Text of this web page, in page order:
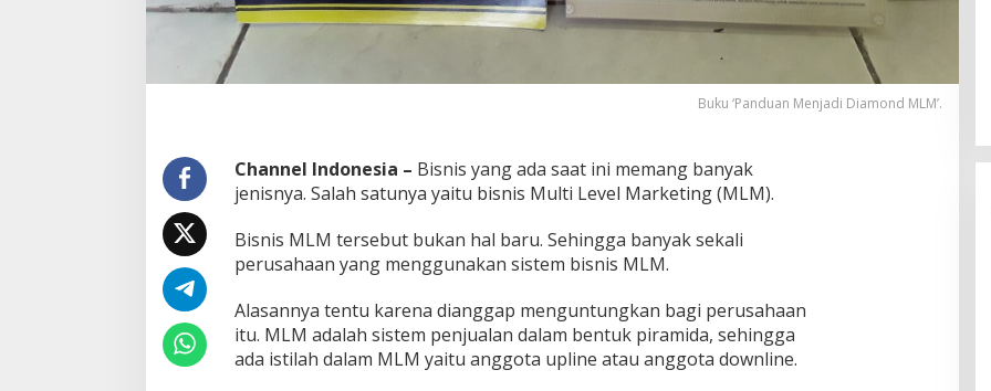
a
s
u
S
u
k
e
s
d
i
Buku ‘Panduan Menjadi Diamond MLM’.
Channel Indonesia – Bisnis yang ada saat ini memang banyak
jenisnya. Salah satunya yaitu bisnis Multi Level Marketing (MLM).
Bisnis MLM tersebut bukan hal baru. Sehingga banyak sekali
perusahaan yang menggunakan sistem bisnis MLM.
Alasannya tentu karena dianggap menguntungkan bagi perusahaan
itu. MLM adalah sistem penjualan dalam bentuk piramida, sehingga
ada istilah dalam MLM yaitu anggota upline atau anggota downline.
Pria Diduga Bunuh Diri di Jalur Rel
KA Blambangan-Pasar Senen,
Kepala Putus Hingga Kaki Korban
Hancur
In Foto Peristiwa | April 27, 2026